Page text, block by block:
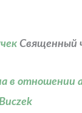
Священный
в отношении